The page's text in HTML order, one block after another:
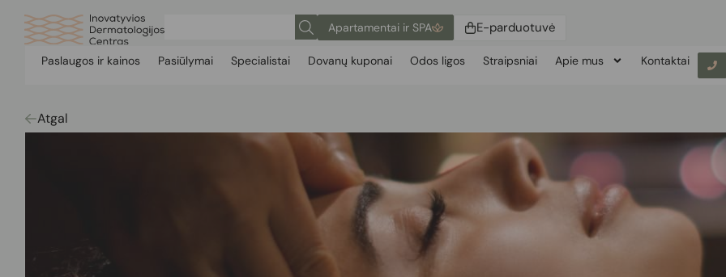
Apartamentai ir SPA E-parduotuvė
Paslaugos ir kainos Pasiūlymai Specialistai Dovanų kuponai Odos ligos Straipsniai Apie mus Kontaktai
Atgal